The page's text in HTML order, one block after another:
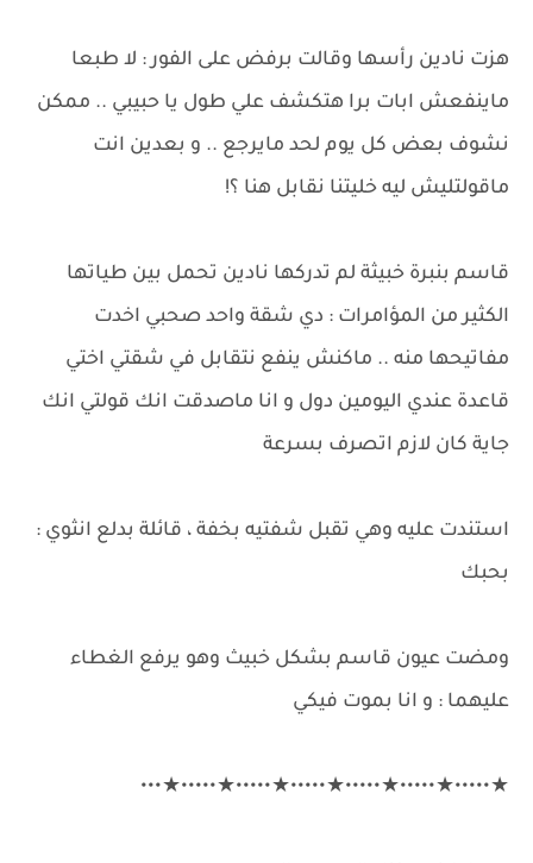
هزت نادين رأسها وقالت برفض على الفور : لا طبعا
ماينفعش ابات برا هتكشف علي طول يا حبيبي .. ممكن
نشوف بعض كل يوم لحد مايرجع .. و بعدين انت
ماقولتليش ليه خليتنا نقابل هنا ؟!
قاسم بنبرة خبيثة لم تدركها نادين تحمل بين طياتها
الكثير من المؤامرات : دي شقة واحد صحبي اخدت
مفاتيحها منه .. ماكنش ينفع نتقابل في شقتي اختي
قاعدة عندي اليومين دول و انا ماصدقت انك قولتي انك
جاية كان لازم اتصرف بسرعة
استندت عليه وهي تقبل شفتيه بخفة ، قائلة بدلع انثوي :
بحبك
ومضت عيون قاسم بشكل خبيث وهو يرفع الغطاء
عليهما : و انا بموت فيكي
★•••••★•••••★•••••★•••••★•••••★•••••★•••